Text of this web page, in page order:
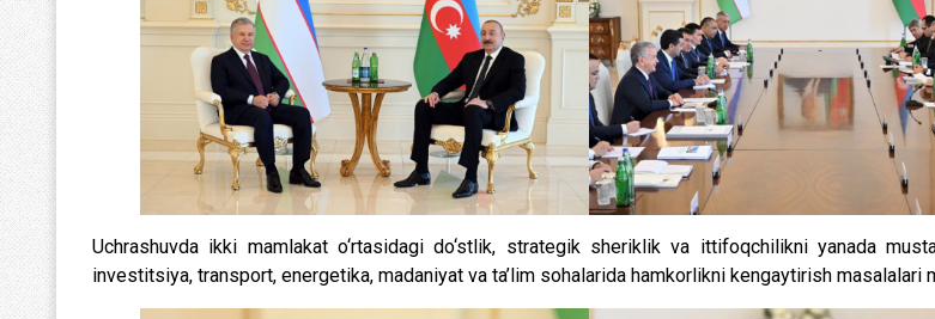
Uchrashuvda ikki mamlakat o‘rtasidagi do‘stlik, strategik sheriklik va ittifoqchilikni yanada
investitsiya, transport, energetika, madaniyat va ta’lim sohalarida hamkorlikni kengaytirish masalalari